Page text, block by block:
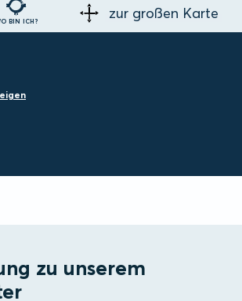
BIN ICH? zur großen Karte
zu unserem